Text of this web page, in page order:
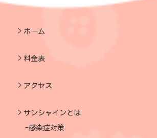
ホーム
料金表
アクセス
サンシャインとは
感染症対策